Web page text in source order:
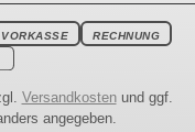
VORKASSE RECHNUNG
Versandkostenund ggf.
angegeben.